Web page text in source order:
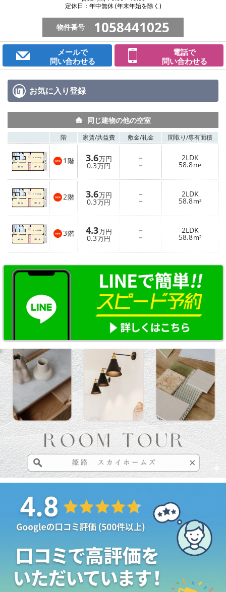
定休日：年中無休 (年末年始を除く)
物件番号 1058441025
メールで
問い合わせる
電話で
問い合わせる
お気に入り登録
同じ建物の他の空室
階 家賃/共益費 敷金/礼金 間取り/専有面積
1 階 3.6万円
0.3万円
－
－
2LDK
58.8m²
2階 3.6万円
0.3万円
－
－
2LDK
58.8m²
3階 4.3万円
0.3万円
－
－
2LDK
58.8m²